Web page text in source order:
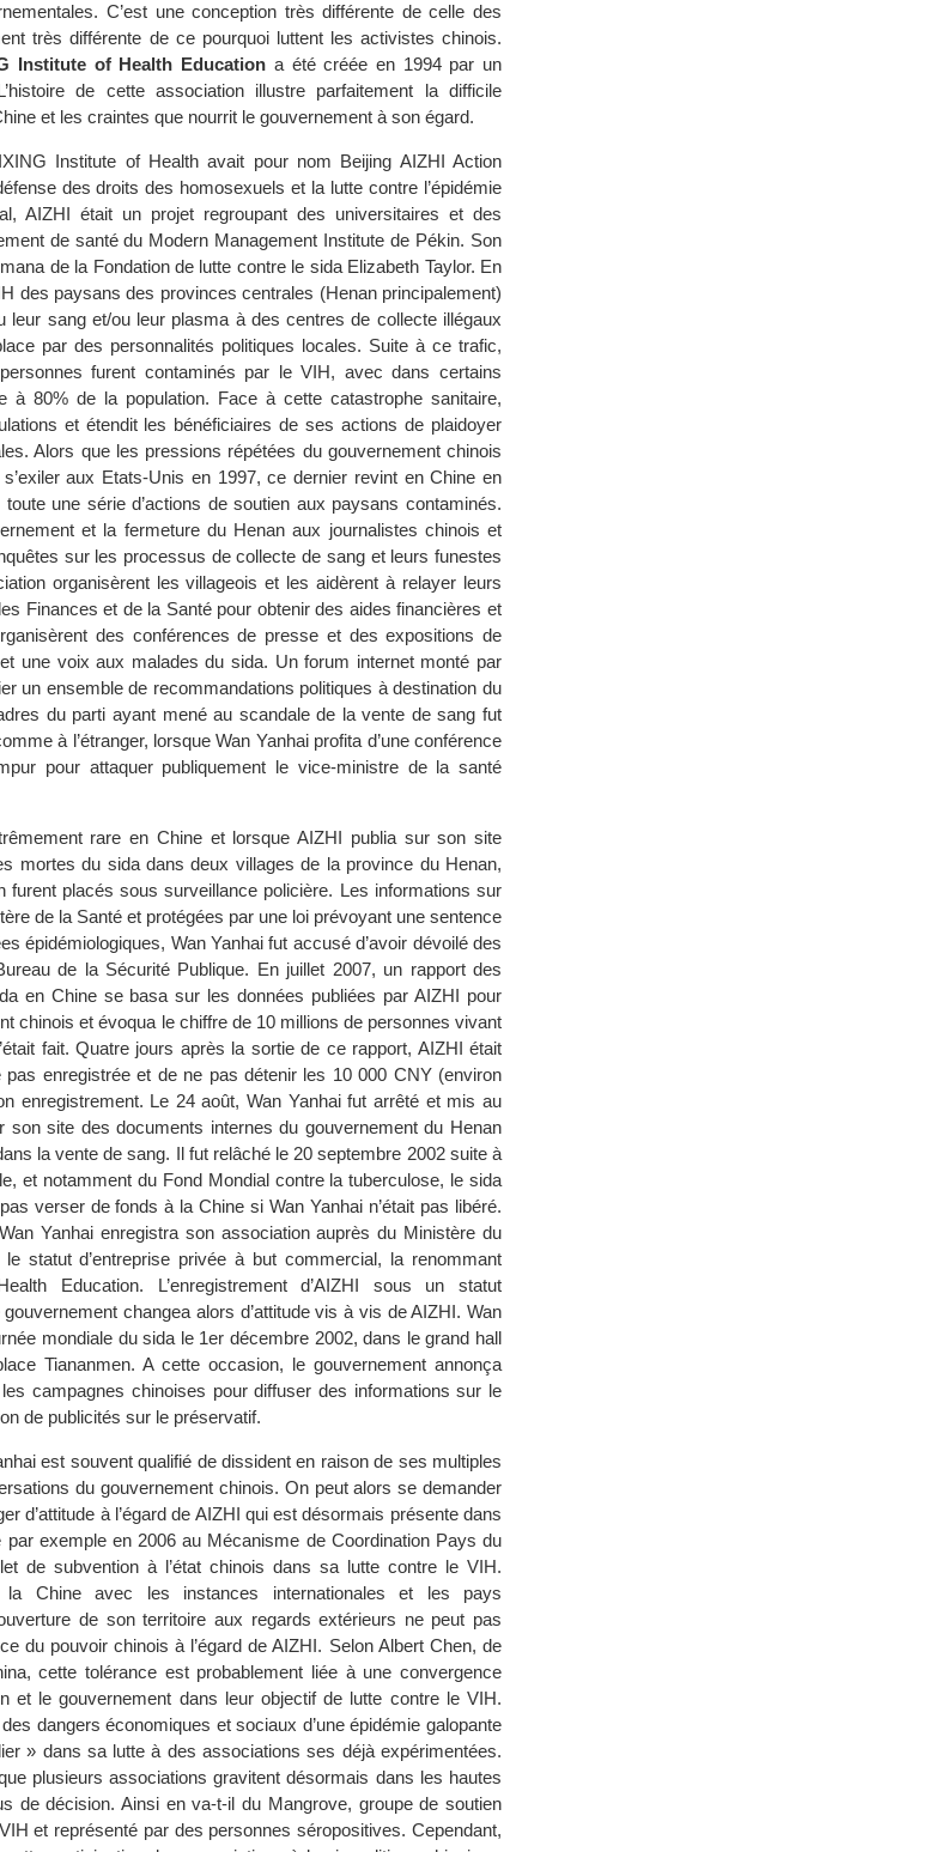
C’est une conception très différente de celle des
très différente de ce pourquoi luttent les activistes chinois.
Institute of Health Education a été créée en 1994 par un
de cette association illustre parfaitement la difficile
et les craintes que nourrit le gouvernement à son égard.
Institute of Health avait pour nom Beijing AIZHI Action
des droits des homosexuels et la lutte contre l’épidémie
AIZHI était un projet regroupant des universitaires et des
de santé du Modern Management Institute de Pékin. Son
de la Fondation de lutte contre le sida Elizabeth Taylor. En
des paysans des provinces centrales (Henan principalement)
leur sang et/ou leur plasma à des centres de collecte illégaux
par des personnalités politiques locales. Suite à ce trafic,
furent contaminés par le VIH, avec dans certains
à 80% de la population. Face à cette catastrophe sanitaire,
et étendit les bénéficiaires de ses actions de plaidoyer
Alors que les pressions répétées du gouvernement chinois
aux Etats-Unis en 1997, ce dernier revint en Chine en
une série d’actions de soutien aux paysans contaminés.
et la fermeture du Henan aux journalistes chinois et
sur les processus de collecte de sang et leurs funestes
organisèrent les villageois et les aidèrent à relayer leurs
Finances et de la Santé pour obtenir des aides financières et
des conférences de presse et des expositions de
une voix aux malades du sida. Un forum internet monté par
un ensemble de recommandations politiques à destination du
du parti ayant mené au scandale de la vente de sang fut
à l’étranger, lorsque Wan Yanhai profita d’une conférence
pour attaquer publiquement le vice-ministre de la santé
rare en Chine et lorsque AIZHI publia sur son site
mortes du sida dans deux villages de la province du Henan,
furent placés sous surveillance policière. Les informations sur
de la Santé et protégées par une loi prévoyant une sentence
épidémiologiques, Wan Yanhai fut accusé d’avoir dévoilé des
de la Sécurité Publique. En juillet 2007, un rapport des
en Chine se basa sur les données publiées par AIZHI pour
chinois et évoqua le chiffre de 10 millions de personnes vivant
fait. Quatre jours après la sortie de ce rapport, AIZHI était
pas enregistrée et de ne pas détenir les 10 000 CNY (environ
enregistrement. Le 24 août, Wan Yanhai fut arrêté et mis au
son site des documents internes du gouvernement du Henan
la vente de sang. Il fut relâché le 20 septembre 2002 suite à
et notamment du Fond Mondial contre la tuberculose, le sida
verser de fonds à la Chine si Wan Yanhai n’était pas libéré.
Yanhai enregistra son association auprès du Ministère du
statut d’entreprise privée à but commercial, la renommant
Education. L’enregistrement d’AIZHI sous un statut
changea alors d’attitude vis à vis de AIZHI. Wan
mondiale du sida le 1er décembre 2002, dans le grand hall
Tiananmen. A cette occasion, le gouvernement annonça
les campagnes chinoises pour diffuser des informations sur le
de publicités sur le préservatif.
est souvent qualifié de dissident en raison de ses multiples
du gouvernement chinois. On peut alors se demander
d’attitude à l’égard de AIZHI qui est désormais présente dans
exemple en 2006 au Mécanisme de Coordination Pays du
de subvention à l’état chinois dans sa lutte contre le VIH.
la Chine avec les instances internationales et les pays
de son territoire aux regards extérieurs ne peut pas
du pouvoir chinois à l’égard de AIZHI. Selon Albert Chen, de
cette tolérance est probablement liée à une convergence
et le gouvernement dans leur objectif de lutte contre le VIH.
dangers économiques et sociaux d’une épidémie galopante
» dans sa lutte à des associations ses déjà expérimentées.
plusieurs associations gravitent désormais dans les hautes
de décision. Ainsi en va-t-il du Mangrove, groupe de soutien
et représenté par des personnes séropositives. Cependant,